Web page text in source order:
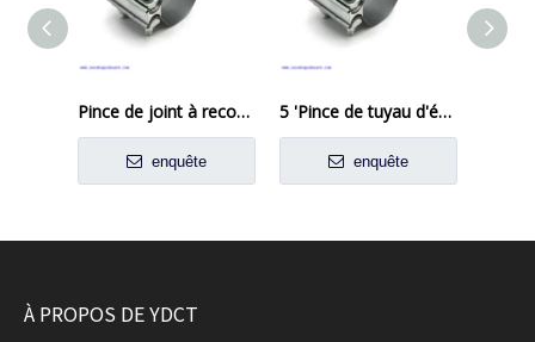
Pince de joint à recouvrement en acier aluminisé, pince à bande d'échappement
enquête
5 'Pince de tuyau d'échappement joint préformé en acier aluminisé
enquête
À PROPOS DE YDCT